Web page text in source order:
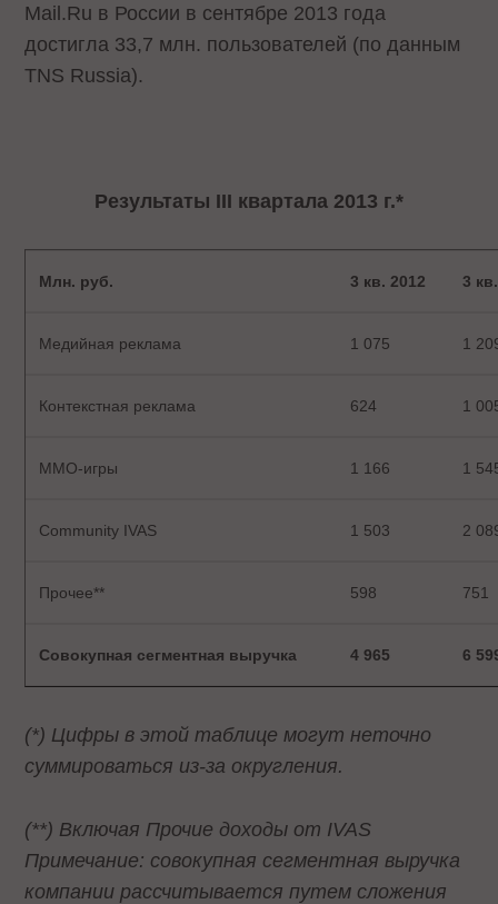
Mail.Ru в России в сентябре 2013 года
достигла 33,7 млн. пользователей (по данным
TNS Russia).
Результаты III квартала 2013 г.*
Млн. руб. 3 кв. 2012 3
Медийная реклама 1 075 1
Контекстная реклама 624 1
MMO-игры 1 166 1
Community IVAS 1 503 2
Прочее** 598 751
Совокупная сегментная выручка 4 965 6
(*) Цифры в этой таблице могут неточно
суммироваться из-за округления.
(**) Включая Прочие доходы от IVAS
Примечание: совокупная сегментная выручка
компании рассчитывается путем сложения